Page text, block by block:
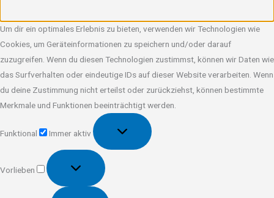
Um dir ein optimales Erlebnis zu bieten, verwenden wir Technologien wie
Cookies, um Geräteinformationen zu speichern und/oder darauf
zuzugreifen. Wenn du diesen Technologien zustimmst, können wir Daten wie
das Surfverhalten oder eindeutige IDs auf dieser Website verarbeiten. Wenn
du deine Zustimmung nicht erteilst oder zurückziehst, können bestimmte
Merkmale und Funktionen beeinträchtigt werden.
Funktional
Immer aktiv
Vorlieben
Vorlieben
Statistiken